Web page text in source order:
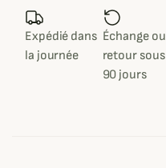
Expédié dans
la journée
Échange ou
retour sous
90 jours